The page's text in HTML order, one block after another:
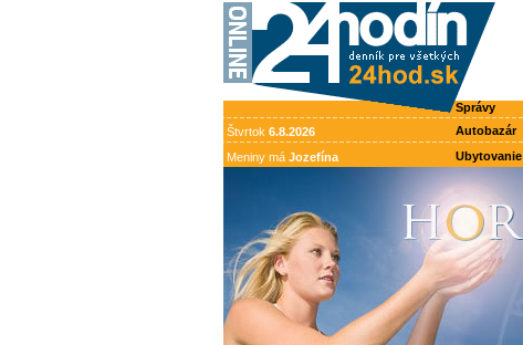
Správy
Štvrtok 6.8.2026 Autobazár
Meniny má Jozefína Ubytovanie